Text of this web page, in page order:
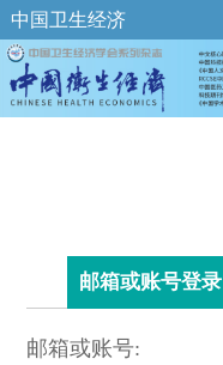
中国卫生经济
邮箱或账号登录
邮箱或账号: